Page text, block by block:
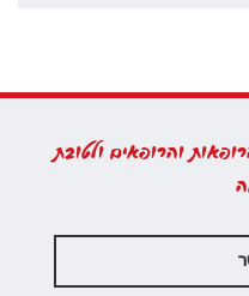
והרופאים ולטובת